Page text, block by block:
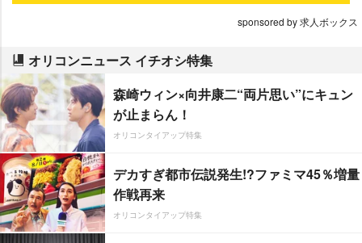
sponsored by 求人ボックス
オリコンニュース イチオシ特集
森崎ウィン×向井康二“両片思い”にキュン
が止まらん！
オリコンタイアップ特集
デカすぎ都市伝説発生!?ファミマ45％増量
作戦再来
オリコンタイアップ特集